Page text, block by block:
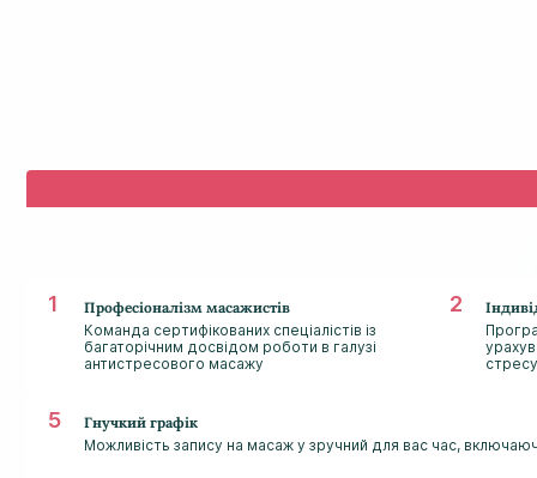
Професіоналізм масажистів
Команда сертифікованих спеціалістів із
багаторічним досвідом роботи в галузі
антистресового масажу
Гнучкий графік
Можливість запису на масаж у зручний для вас час,